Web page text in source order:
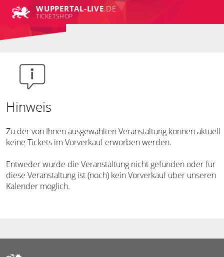
WUPPERTAL-LIVE.DE
TICKETSHOP
Hinweis
Zu der von Ihnen ausgewählten Veranstaltung können aktuell
keine Tickets im Vorverkauf erworben werden.
Entweder wurde die Veranstaltung nicht gefunden oder für
diese Veranstaltung ist (noch) kein Vorverkauf über unseren
Kalender möglich.